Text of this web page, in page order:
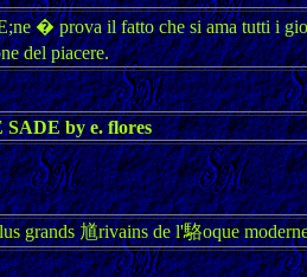
� prova il fatto che si ama tutti i
del piacere.
by e. flores
grands 馗rivains de l'駱oque